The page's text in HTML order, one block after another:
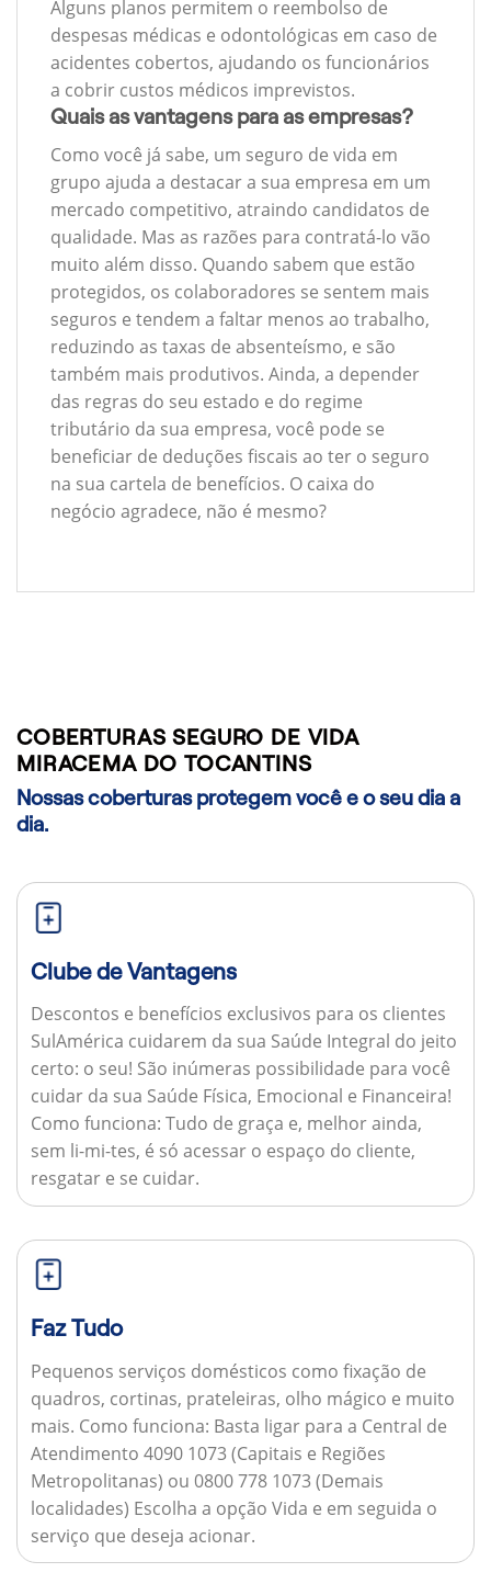
Alguns planos permitem o reembolso de
despesas médicas e odontológicas em caso de
acidentes cobertos, ajudando os funcionários
a cobrir custos médicos imprevistos.
Quais as vantagens para as empresas?
Como você já sabe, um seguro de vida em
grupo ajuda a destacar a sua empresa em um
mercado competitivo, atraindo candidatos de
qualidade. Mas as razões para contratá-lo vão
muito além disso. Quando sabem que estão
protegidos, os colaboradores se sentem mais
seguros e tendem a faltar menos ao trabalho,
reduzindo as taxas de absenteísmo, e são
também mais produtivos. Ainda, a depender
das regras do seu estado e do regime
tributário da sua empresa, você pode se
beneficiar de deduções fiscais ao ter o seguro
na sua cartela de benefícios. O caixa do
negócio agradece, não é mesmo?
COBERTURAS SEGURO DE VIDA
MIRACEMA DO TOCANTINS
Nossas coberturas protegem você e o seu dia a
dia.
Clube de Vantagens
Descontos e benefícios exclusivos para os clientes
SulAmérica cuidarem da sua Saúde Integral do jeito
certo: o seu! São inúmeras possibilidade para você
cuidar da sua Saúde Física, Emocional e Financeira!
Como funciona: Tudo de graça e, melhor ainda,
sem li-mi-tes, é só acessar o espaço do cliente,
resgatar e se cuidar.
Faz Tudo
Pequenos serviços domésticos como fixação de
quadros, cortinas, prateleiras, olho mágico e muito
mais. Como funciona: Basta ligar para a Central de
Atendimento 4090 1073 (Capitais e Regiões
Metropolitanas) ou 0800 778 1073 (Demais
localidades) Escolha a opção Vida e em seguida o
serviço que deseja acionar.